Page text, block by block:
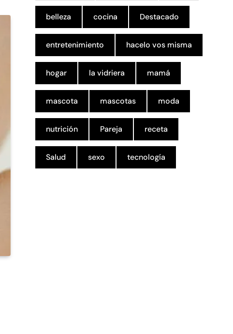
belleza cocina Destacado
entretenimiento hacelo vos misma
hogar la vidriera mamá
mascota mascotas moda
nutrición Pareja receta
Salud sexo tecnología